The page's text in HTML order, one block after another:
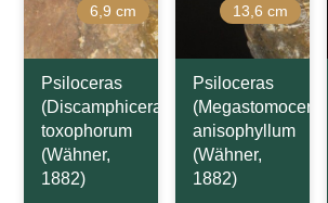
6,9 cm
Psiloceras
(Discamphiceras)
toxophorum
(Wähner,
1882)
13,6 cm
Psiloceras
(Megastomoceras)
anisophyllum
(Wähner,
1882)